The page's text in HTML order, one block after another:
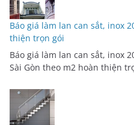
Báo giá làm lan can sắt, inox
thiện trọn gói
Báo giá làm lan can sắt, inox
Sài Gòn theo m2 hoàn thiện